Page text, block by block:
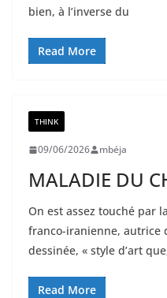
bien, à l’inverse du
Read More
THINK
09/06/2026 mbéja
MALADIE DU
On est assez touché par
franco-iranienne, autrice
dessinée, « style d’art
Read More